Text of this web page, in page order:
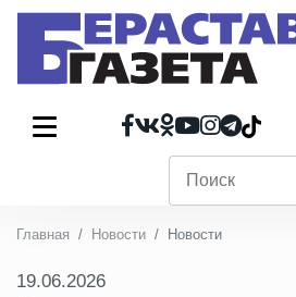
Главная Новости Новости
19.06.2026